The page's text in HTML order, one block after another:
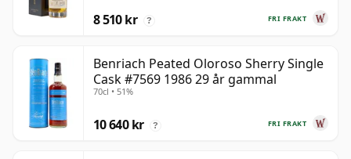
FRI FRAKT
8 510 kr ?
Benriach Peated Oloroso Sherry Single
Cask #7569 1986 29 år gammal
70cl • 51%
FRI FRAKT
10 640 kr ?